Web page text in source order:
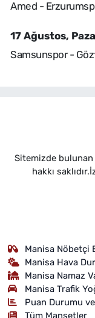
Amed -
17 Ağustos,
Samsunspor -
Sitemizde
hakkı
Manisa Nöbetçi
Manisa Hava
Manisa Namaz
Manisa Trafik
Puan Durumu
Tüm Manşetler